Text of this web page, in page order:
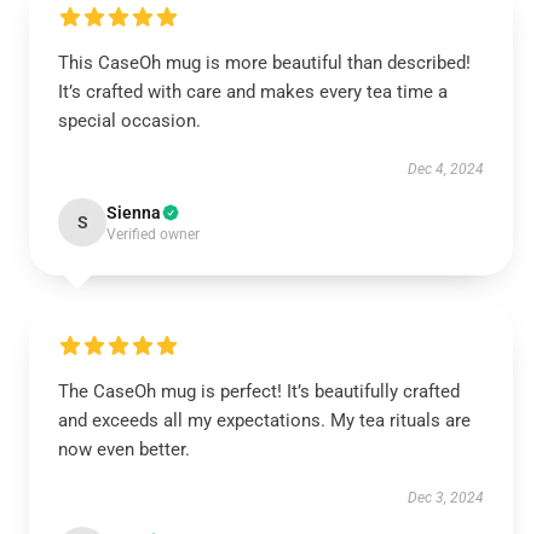
This CaseOh mug is more beautiful than described!
It’s crafted with care and makes every tea time a
special occasion.
Dec 4, 2024
S Sienna
Verified owner
The CaseOh mug is perfect! It’s beautifully crafted
and exceeds all my expectations. My tea rituals are
now even better.
Dec 3, 2024